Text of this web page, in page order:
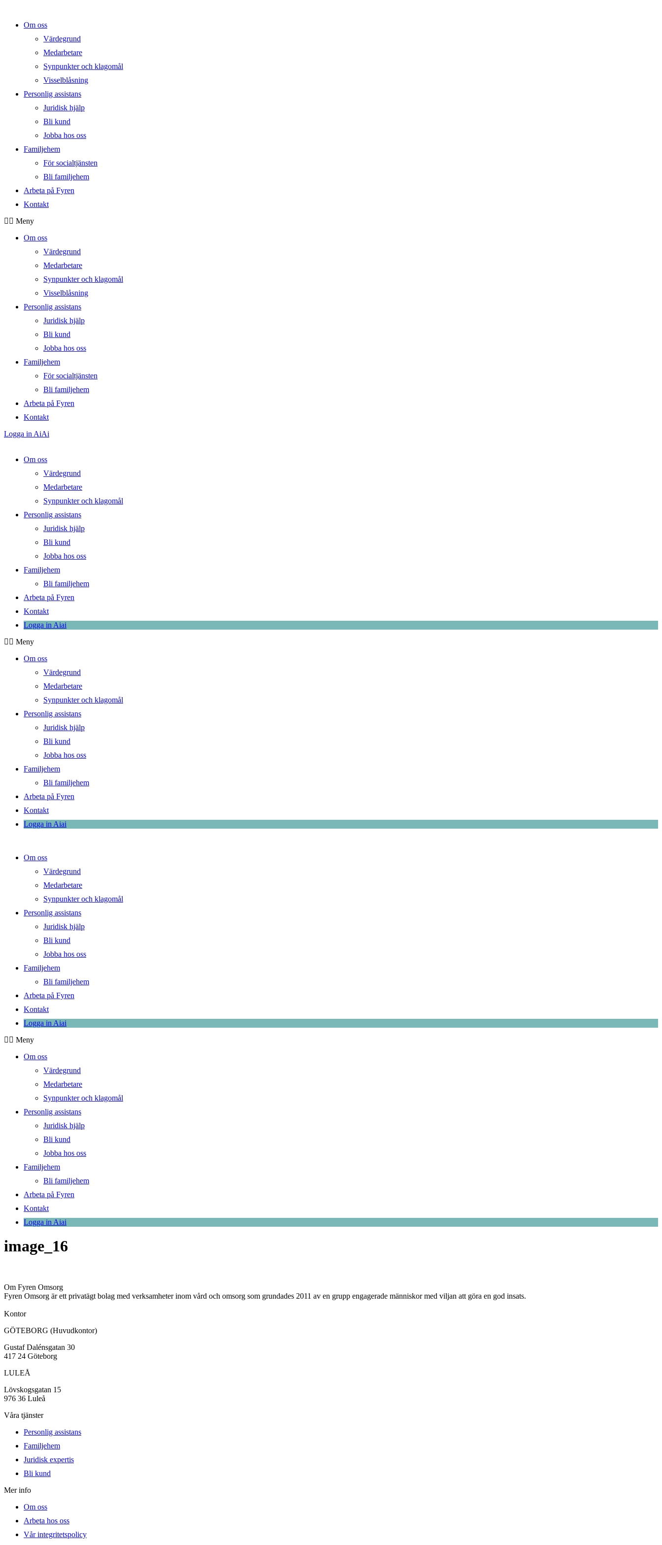
Om oss
Värdegrund
Medarbetare
Synpunkter och klagomål
Visselblåsning
Personlig assistans
Juridisk hjälp
Bli kund
Jobba hos oss
Familjehem
För socialtjänsten
Bli familjehem
Arbeta på Fyren
Kontakt
Meny
Om oss
Värdegrund
Medarbetare
Synpunkter och klagomål
Visselblåsning
Personlig assistans
Juridisk hjälp
Bli kund
Jobba hos oss
Familjehem
För socialtjänsten
Bli familjehem
Arbeta på Fyren
Kontakt
Logga in AiAi
Om oss
Värdegrund
Medarbetare
Synpunkter och klagomål
Personlig assistans
Juridisk hjälp
Bli kund
Jobba hos oss
Familjehem
Bli familjehem
Arbeta på Fyren
Kontakt
Logga in Aiai
Meny
Om oss
Värdegrund
Medarbetare
Synpunkter och klagomål
Personlig assistans
Juridisk hjälp
Bli kund
Jobba hos oss
Familjehem
Bli familjehem
Arbeta på Fyren
Kontakt
Logga in Aiai
Om oss
Värdegrund
Medarbetare
Synpunkter och klagomål
Personlig assistans
Juridisk hjälp
Bli kund
Jobba hos oss
Familjehem
Bli familjehem
Arbeta på Fyren
Kontakt
Logga in Aiai
Meny
Om oss
Värdegrund
Medarbetare
Synpunkter och klagomål
Personlig assistans
Juridisk hjälp
Bli kund
Jobba hos oss
Familjehem
Bli familjehem
Arbeta på Fyren
Kontakt
Logga in Aiai
image_16
Om Fyren Omsorg
Fyren Omsorg är ett privatägt bolag med verksamheter inom vård och omsorg som grundades 2011 av en grupp engagerade människor med viljan att göra en god insats.
Kontor
GÖTEBORG (Huvudkontor)
Gustaf Dalénsgatan 30
417 24 Göteborg
LULEÅ
Lövskogsgatan 15
976 36 Luleå
Våra tjänster
Personlig assistans
Familjehem
Juridisk expertis
Bli kund
Mer info
Om oss
Arbeta hos oss
Vår integritetspolicy